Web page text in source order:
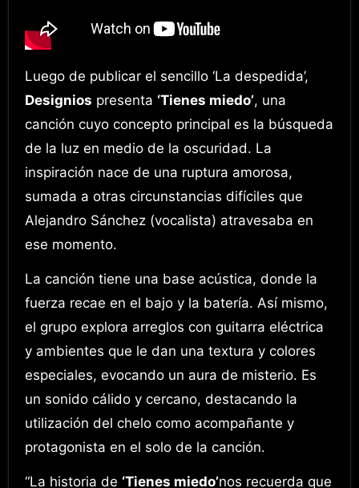
Luego de publicar el sencillo ‘La despedida’,
Designios presenta ‘Tienes miedo’, una
canción cuyo concepto principal es la búsqueda
de la luz en medio de la oscuridad. La
inspiración nace de una ruptura amorosa,
sumada a otras circunstancias difíciles que
Alejandro Sánchez (vocalista) atravesaba en
ese momento.
La canción tiene una base acústica, donde la
fuerza recae en el bajo y la batería. Así mismo,
el grupo explora arreglos con guitarra eléctrica
y ambientes que le dan una textura y colores
especiales, evocando un aura de misterio. Es
un sonido cálido y cercano, destacando la
utilización del chelo como acompañante y
protagonista en el solo de la canción.
“La historia de ‘Tienes miedo’nos recuerda que